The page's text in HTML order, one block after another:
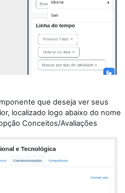
que deseja ver seus
localizado logo abaixo do nome
Conceitos/Avaliações